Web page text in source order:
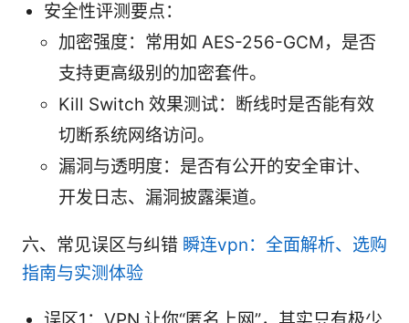
安全性评测要点：
加密强度：常用如 AES-256-GCM，是否
支持更高级别的加密套件。
Kill Switch 效果测试：断线时是否能有效
切断系统网络访问。
漏洞与透明度：是否有公开的安全审计、
开发日志、漏洞披露渠道。
六、常见误区与纠错 瞬连vpn：全面解析、选购
指南与实测体验